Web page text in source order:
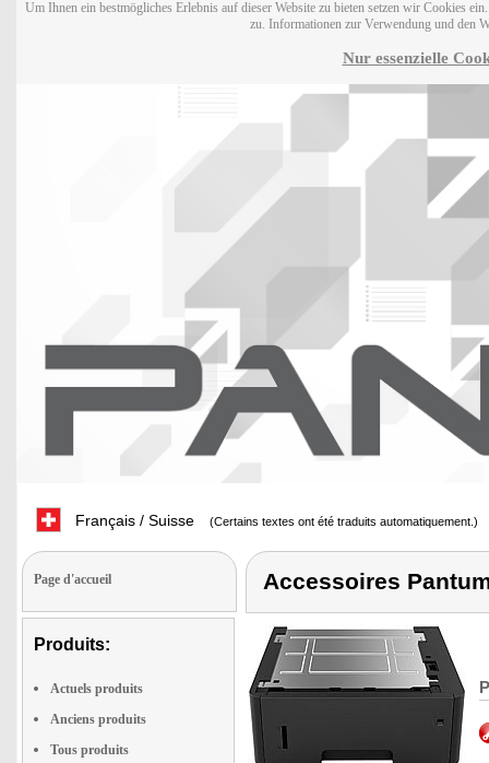
Um Ihnen ein bestmögliches Erlebnis auf dieser Website zu bieten setzen wir Cookies
zu. Informationen zur Verwendung und den
Nur essenzielle
Français / Suisse (Certains textes ont été traduits automatiquement.)
Page d'accueil
Produits:
Actuels produits
Anciens produits
Tous produits
Accessoires